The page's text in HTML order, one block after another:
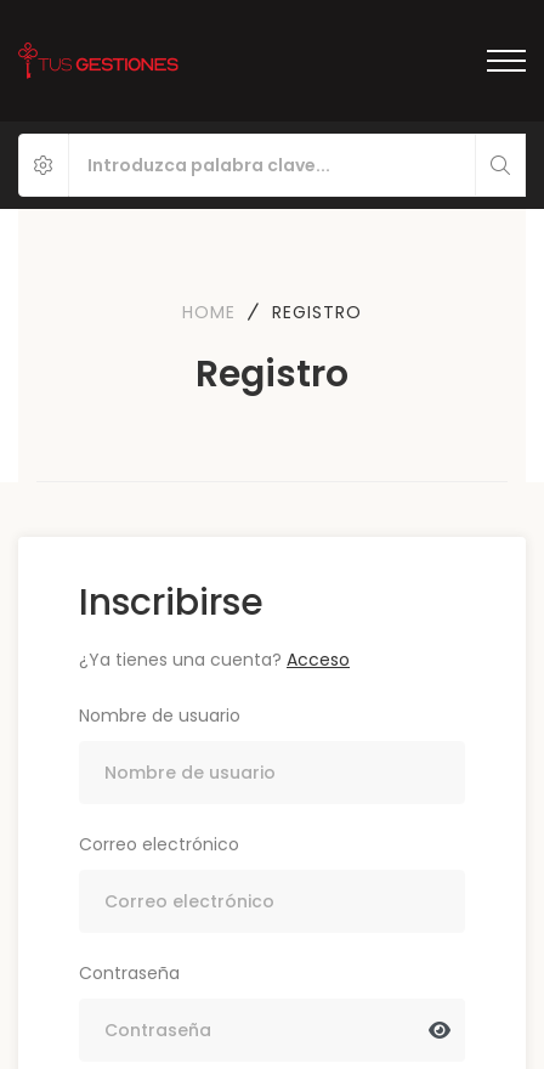
HOME REGISTRO
Registro
Inscribirse
¿Ya tienes una cuenta? Acceso
Nombre de usuario
Correo electrónico
Contraseña